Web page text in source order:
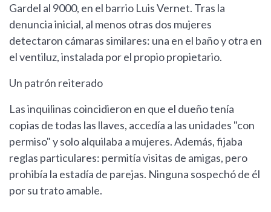
Gardel al 9000, en el barrio Luis Vernet. Tras la
denuncia inicial, al menos otras dos mujeres
detectaron cámaras similares: una en el baño y otra en
el ventiluz, instalada por el propio propietario.
Un patrón reiterado
Las inquilinas coincidieron en que el dueño tenía
copias de todas las llaves, accedía a las unidades "con
permiso" y solo alquilaba a mujeres. Además, fijaba
reglas particulares: permitía visitas de amigas, pero
prohibía la estadía de parejas. Ninguna sospechó de él
por su trato amable.